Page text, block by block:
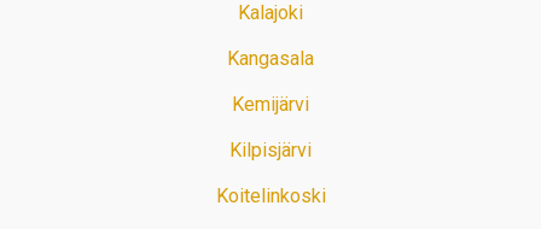
Kalajoki
Kangasala
Kemijärvi
Kilpisjärvi
Koitelinkoski